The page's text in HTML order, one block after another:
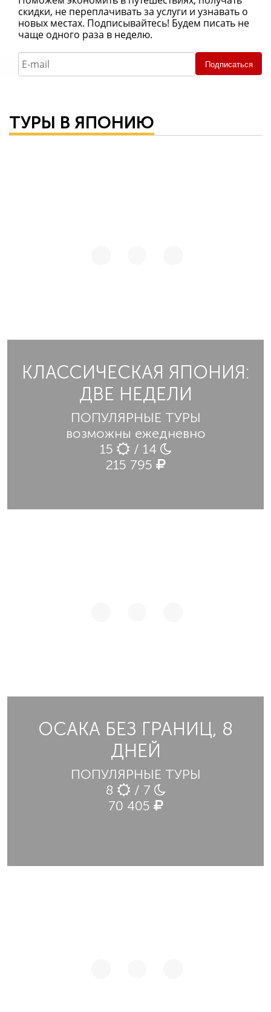
скидки, не переплачивать за услуги и узнавать о
новых местах. Подписывайтесь! Будем писать не
чаще одного раза в неделю.
Подписаться
ТУРЫ В ЯПОНИЮ
КЛАССИЧЕСКАЯ ЯПОНИЯ:
ДВЕ НЕДЕЛИ
ПОПУЛЯРНЫЕ ТУРЫ
возможны ежедневно
15
/ 14
215 795
ОСАКА БЕЗ ГРАНИЦ, 8
ДНЕЙ
ПОПУЛЯРНЫЕ ТУРЫ
8
/ 7
70 405